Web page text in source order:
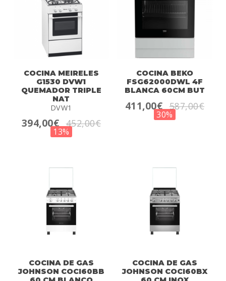
COCINA MEIRELES
G1530 DVW1
QUEMADOR TRIPLE
NAT
DVW1
394,00€ 452,00€
13%
COCINA BEKO
FSG62000DWL 4F
BLANCA 60CM BUT
411,00€ 587,00€
30%
COCINA DE GAS
JOHNSON COCI60BB
COCINA DE GAS
JOHNSON COCI60BX